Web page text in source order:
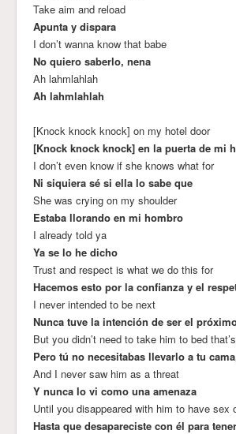
Take aim and reload
Apunta y dispara
I don’t wanna know that babe
No quiero saberlo, nena
Ah lahmlahlah
Ah lahmlahlah
[Knock knock knock] on my hotel door
[Knock knock knock] en la puerta de mi
I don’t even know if she knows what for
Ni siquiera sé si ella lo sabe que
She was crying on my shoulder
Estaba llorando en mi hombro
I already told ya
Ya se lo he dicho
Trust and respect is what we do this for
Hacemos esto por la confianza y el
I never intended to be next
Nunca tuve la intención de ser el
But you didn’t need to take him to bed
Pero tú no necesitabas llevarlo a tu
And I never saw him as a threat
Y nunca lo vi como una amenaza
Until you disappeared with him to have sex
Hasta que desapareciste con él para